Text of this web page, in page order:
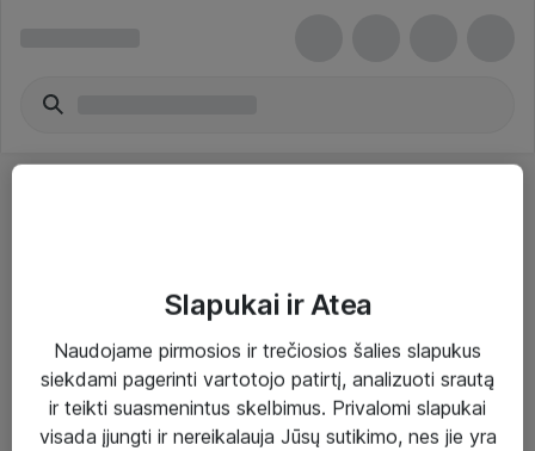
Paslaugos
Sprendimai
Slapukai ir Atea
Naudojame pirmosios ir trečiosios šalies slapukus
siekdami pagerinti vartotojo patirtį, analizuoti srautą
ir teikti suasmenintus skelbimus. Privalomi slapukai
visada įjungti ir nereikalauja Jūsų sutikimo, nes jie yra